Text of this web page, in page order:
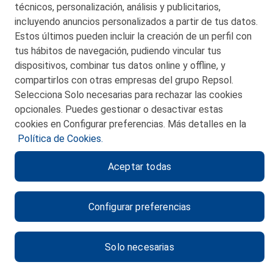
CONTACTO
MAPA WEB
POLITICA DE PRIVACIDAD
POLITICA DE COOKIES
CANAL DE ÉTICA
técnicos, personalización, análisis y publicitarios,
incluyendo anuncios personalizados a partir de tus datos.
Estos últimos pueden incluir la creación de un perfil con
tus hábitos de navegación, pudiendo vincular tus
dispositivos, combinar tus datos online y offline, y
compartirlos con otras empresas del grupo Repsol.
Selecciona Solo necesarias para rechazar las cookies
opcionales. Puedes gestionar o desactivar estas
cookies en Configurar preferencias. Más detalles en la
Política de Cookies.
Configurar preferencias
Solo necesarias
Aceptar todas